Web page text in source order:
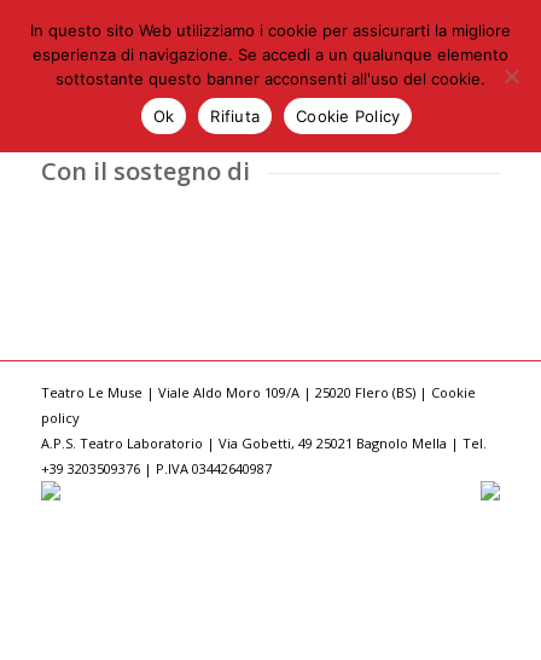
Con il sostegno di
Teatro Le Muse | Viale Aldo Moro 109/A | 25020 Flero (BS) | Cookie
policy
A.P.S. Teatro Laboratorio | Via Gobetti, 49 25021 Bagnolo Mella | Tel.
+39 3203509376 | P.IVA 03442640987
In questo sito Web utilizziamo i cookie per assicurarti la migliore
esperienza di navigazione. Se accedi a un qualunque elemento
sottostante questo banner acconsenti all'uso del cookie.
Ok
Rifiuta Cookie Policy